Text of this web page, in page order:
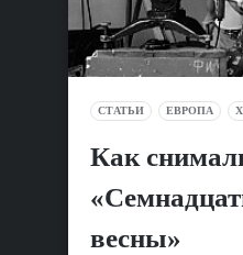
СТАТЬИ ЕВРОПА
Как
весны»